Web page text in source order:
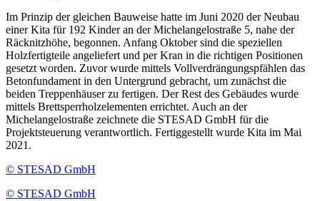
Im Prinzip der gleichen Bauweise hatte im Juni 2020 der Neubau
einer Kita für 192 Kinder an der Michelangelostraße 5, nahe der
Räcknitzhöhe, begonnen. Anfang Oktober sind die speziellen
Holzfertigteile angeliefert und per Kran in die richtigen Positionen
gesetzt worden. Zuvor wurde mittels Vollverdrängungspfählen das
Betonfundament in den Untergrund gebracht, um zunächst die
beiden Treppenhäuser zu fertigen. Der Rest des Gebäudes wurde
mittels Brettsperrholzelementen errichtet. Auch an der
Michelangelostraße zeichnete die STESAD GmbH für die
Projektsteuerung verantwortlich. Fertiggestellt wurde Kita im Mai
2021.
© STESAD GmbH
© STESAD GmbH